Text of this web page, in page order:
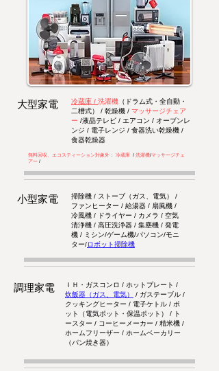
大型家電 冷蔵庫 / 洗濯機 （ドラム式・全自動・
二槽式） / 乾燥機 / マッサージチェア
ー /液晶テレビ / エアコン / オーブンレ
ンジ / 電子レンジ / 食器洗い乾燥機 /
食器乾燥器
無料回収、エコスティーション対象外： 冷蔵庫 / 洗濯機/マッサージチェ
アー /
小型家電
掃除機 / ストーブ（ガス、電気） /
ファンヒーター / 給湯器 / 扇風機 /
冷風機 / ドライヤー / カメラ / 空気
清浄機 / 高圧洗浄器 / 集塵機 / 発電
機 / ミシン/ゲーム機/パソコン/モニ
ター/ロボット掃除機
調理家電
ＩＨ・ガスコンロ / ホットプレート /
炊飯器（ガス、電気）
/ ガステーブル /
クッキングヒーター / 電子ケトル / ポ
ット（電気ポット・保温ポット） / ト
ースター / コーヒーメーカー / 精米機 /
ホームフリーザー / ホームベーカリー
（パン焼き器）